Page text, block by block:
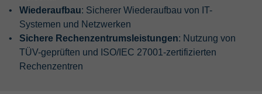
Wiederaufbau: Sicherer Wiederaufbau von IT-
Systemen und Netzwerken
Sichere Rechenzentrumsleistungen: Nutzung von
TÜV-geprüften und ISO/IEC 27001-zertifizierten
Rechenzentren